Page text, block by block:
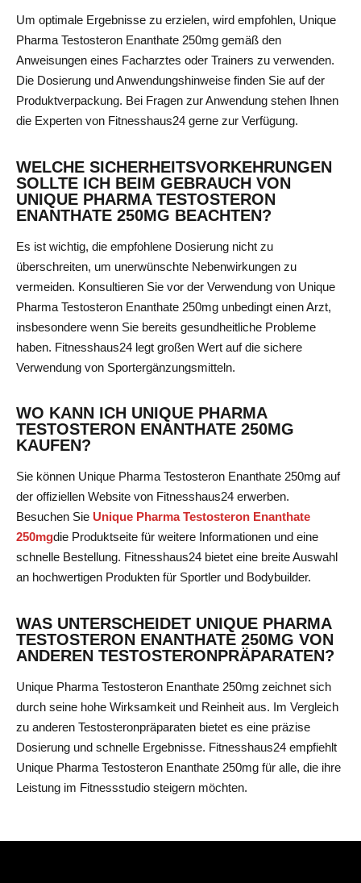
Um optimale Ergebnisse zu erzielen, wird empfohlen, Unique
Pharma Testosteron Enanthate 250mg gemäß den
Anweisungen eines Facharztes oder Trainers zu verwenden.
Die Dosierung und Anwendungshinweise finden Sie auf der
Produktverpackung. Bei Fragen zur Anwendung stehen Ihnen
die Experten von Fitnesshaus24 gerne zur Verfügung.
WELCHE SICHERHEITSVORKEHRUNGEN
SOLLTE ICH BEIM GEBRAUCH VON
UNIQUE PHARMA TESTOSTERON
ENANTHATE 250MG BEACHTEN?
Es ist wichtig, die empfohlene Dosierung nicht zu
überschreiten, um unerwünschte Nebenwirkungen zu
vermeiden. Konsultieren Sie vor der Verwendung von Unique
Pharma Testosteron Enanthate 250mg unbedingt einen Arzt,
insbesondere wenn Sie bereits gesundheitliche Probleme
haben. Fitnesshaus24 legt großen Wert auf die sichere
Verwendung von Sportergänzungsmitteln.
WO KANN ICH UNIQUE PHARMA
TESTOSTERON ENANTHATE 250MG
KAUFEN?
Sie können Unique Pharma Testosteron Enanthate 250mg auf
der offiziellen Website von Fitnesshaus24 erwerben.
Besuchen Sie Unique Pharma Testosteron Enanthate
250mgdie Produktseite für weitere Informationen und eine
schnelle Bestellung. Fitnesshaus24 bietet eine breite Auswahl
an hochwertigen Produkten für Sportler und Bodybuilder.
WAS UNTERSCHEIDET UNIQUE PHARMA
TESTOSTERON ENANTHATE 250MG VON
ANDEREN TESTOSTERONPRÄPARATEN?
Unique Pharma Testosteron Enanthate 250mg zeichnet sich
durch seine hohe Wirksamkeit und Reinheit aus. Im Vergleich
zu anderen Testosteronpräparaten bietet es eine präzise
Dosierung und schnelle Ergebnisse. Fitnesshaus24 empfiehlt
Unique Pharma Testosteron Enanthate 250mg für alle, die ihre
Leistung im Fitnessstudio steigern möchten.